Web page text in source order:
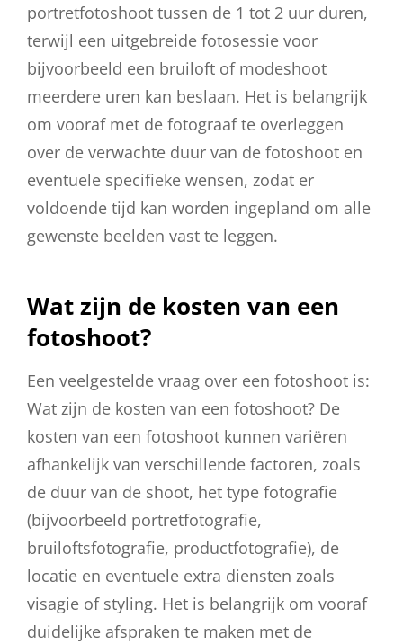
portretfotoshoot tussen de 1 tot 2 uur duren,
terwijl een uitgebreide fotosessie voor
bijvoorbeeld een bruiloft of modeshoot
meerdere uren kan beslaan. Het is belangrijk
om vooraf met de fotograaf te overleggen
over de verwachte duur van de fotoshoot en
eventuele specifieke wensen, zodat er
voldoende tijd kan worden ingepland om alle
gewenste beelden vast te leggen.
Wat zijn de kosten van een
fotoshoot?
Een veelgestelde vraag over een fotoshoot is:
Wat zijn de kosten van een fotoshoot? De
kosten van een fotoshoot kunnen variëren
afhankelijk van verschillende factoren, zoals
de duur van de shoot, het type fotografie
(bijvoorbeeld portretfotografie,
bruiloftsfotografie, productfotografie), de
locatie en eventuele extra diensten zoals
visagie of styling. Het is belangrijk om vooraf
duidelijke afspraken te maken met de